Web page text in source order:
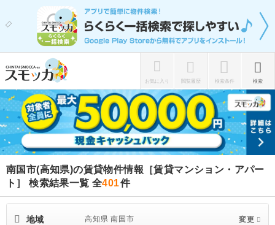
お気に入り 閲覧履歴 検索条件 検索
南国市(高知県)の賃貸物件情報［賃貸マンション・アパー
ト］ 検索結果一覧 全401件
地域 高知県 南国市 変更